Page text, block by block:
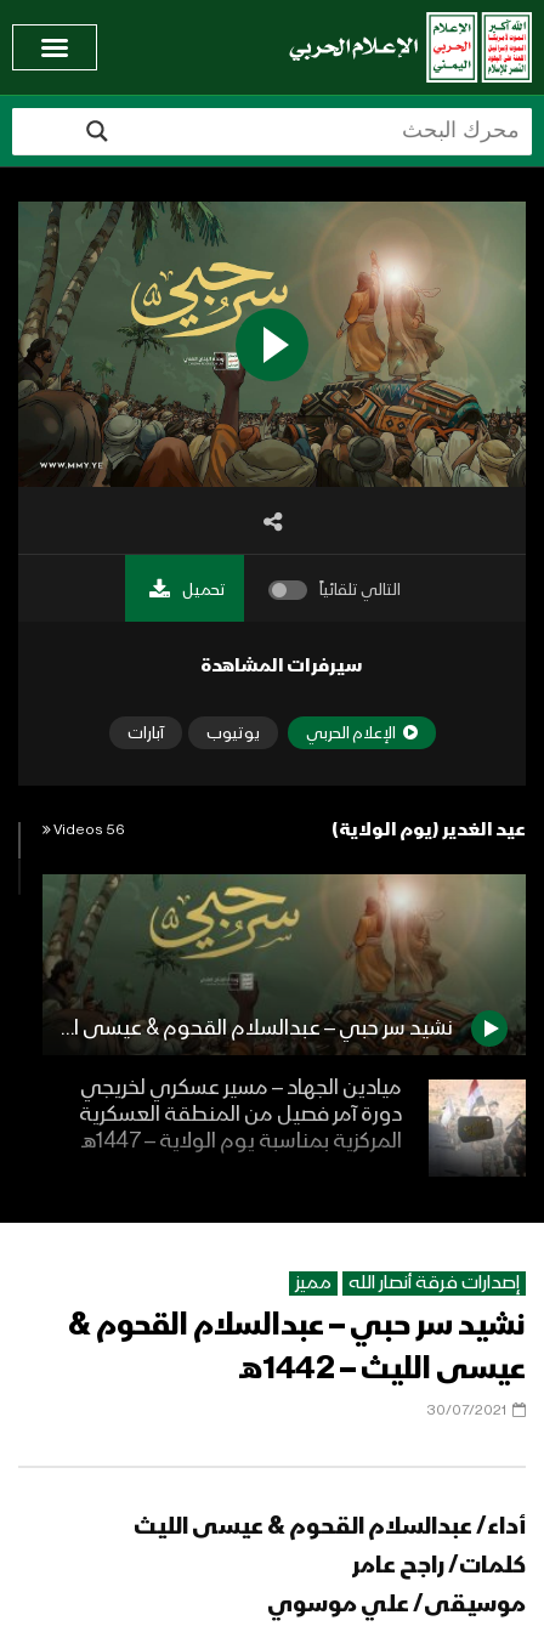
التالي تلقائياً تحميل
سيرفرات المشاهدة
الإعلام الحربي يوتيوب آبارات
عيد الغدير (يوم الولاية) 56 Videos
نشيد سر حبي – عبدالسلام القحوم & عيسى الليث – 1442هـ
ميادين الجهاد – مسير عسكري لخريجي
دورة آمر فصيل من المنطقة العسكرية
المركزية بمناسبة يوم الولاية – 1447هـ
الولاية هداية – عيسى الليث 1447هـ
غديرك عاد | رشاد الخزان 1447هـ
إصدارات فرقة أنصار الله مميز
نشيد سر حبي – عبدالسلام القحوم &
عيسى الليث – 1442هـ
30/07/2021
أداء/ عبدالسلام القحوم & عيسى الليث
كلمات/ راجح عامر
موسيقى/ علي موسوي